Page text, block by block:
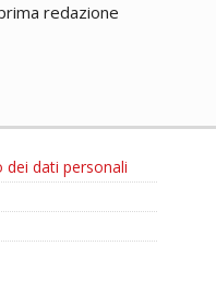
redazione
dati personali